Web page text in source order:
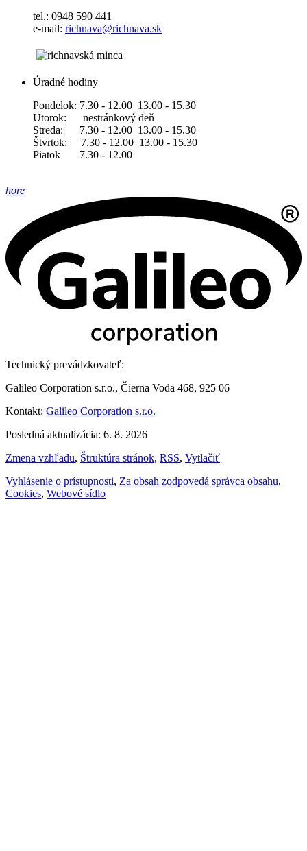
tel.: 0948 590 441
e-mail: richnava@richnava.sk
Úradné hodiny
Pondelok: 7.30 - 12.00 13.00 - 15.30
Utorok: nestránkový deň
Streda: 7.30 - 12.00 13.00 - 15.30
Štvrtok: 7.30 - 12.00 13.00 - 15.30
Piatok 7.30 - 12.00
hore
Technický prevádzkovateľ:
Galileo Corporation s.r.o., Čierna Voda 468, 925 06
Kontakt: Galileo Corporation s.r.o.
Posledná aktualizácia: 6. 8. 2026
Zmena vzhľadu, Štruktúra stránok, RSS, Vytlačiť
Vyhlásenie o prístupnosti, Za obsah zodpovedá správca obsahu,
Cookies, Webové sídlo